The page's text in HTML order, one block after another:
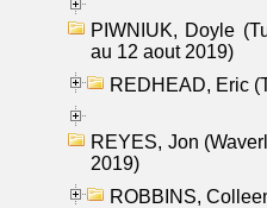
PIWNIUK, Doyle
au 12 aout 2019)
REDHEAD, Eric
REYES, Jon
2019)
ROBBINS,